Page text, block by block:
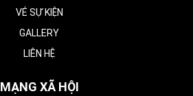
VÉ SỰ KIỆN
GALLERY
LIÊN HỆ
MẠNG XÃ HỘI